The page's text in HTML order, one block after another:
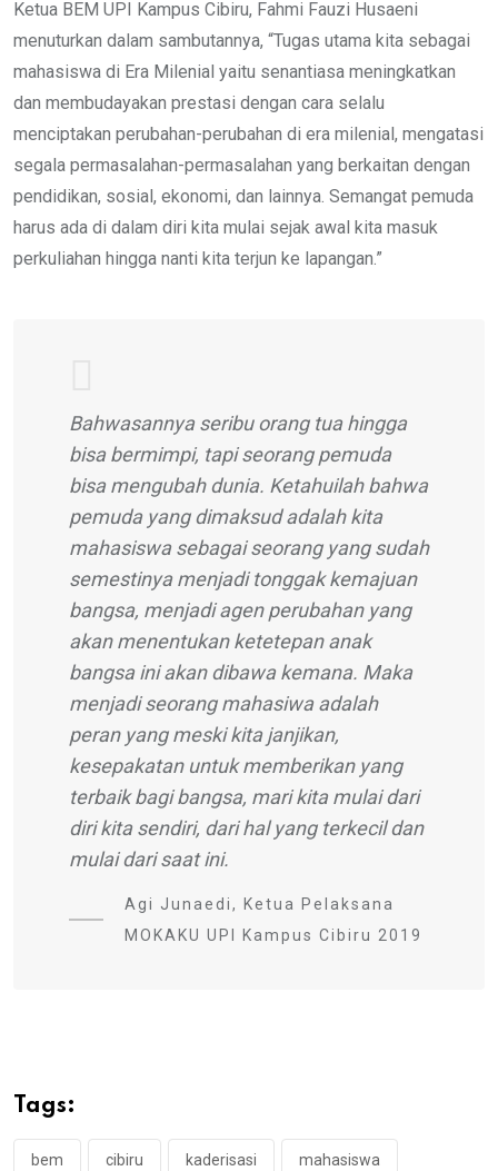
Ketua BEM UPI Kampus Cibiru, Fahmi Fauzi Husaeni
menuturkan dalam sambutannya, “Tugas utama kita sebagai
mahasiswa di Era Milenial yaitu senantiasa meningkatkan
dan membudayakan prestasi dengan cara selalu
menciptakan perubahan-perubahan di era milenial, mengatasi
segala permasalahan-permasalahan yang berkaitan dengan
pendidikan, sosial, ekonomi, dan lainnya. Semangat pemuda
harus ada di dalam diri kita mulai sejak awal kita masuk
perkuliahan hingga nanti kita terjun ke lapangan.”
Bahwasannya seribu orang tua hingga
bisa bermimpi, tapi seorang pemuda
bisa mengubah dunia. Ketahuilah bahwa
pemuda yang dimaksud adalah kita
mahasiswa sebagai seorang yang sudah
semestinya menjadi tonggak kemajuan
bangsa, menjadi agen perubahan yang
akan menentukan ketetepan anak
bangsa ini akan dibawa kemana. Maka
menjadi seorang mahasiwa adalah
peran yang meski kita janjikan,
kesepakatan untuk memberikan yang
terbaik bagi bangsa, mari kita mulai dari
diri kita sendiri, dari hal yang terkecil dan
mulai dari saat ini.
Agi Junaedi, Ketua Pelaksana
MOKAKU UPI Kampus Cibiru 2019
Tags:
bem cibiru kaderisasi mahasiswa